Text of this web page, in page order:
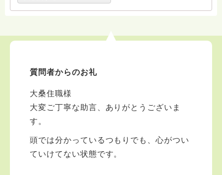
質問者からのお礼
大桑住職様
大変ご丁寧な助言、ありがとうございま
す。
頭では分かっているつもりでも、心がつい
ていけてない状態です。